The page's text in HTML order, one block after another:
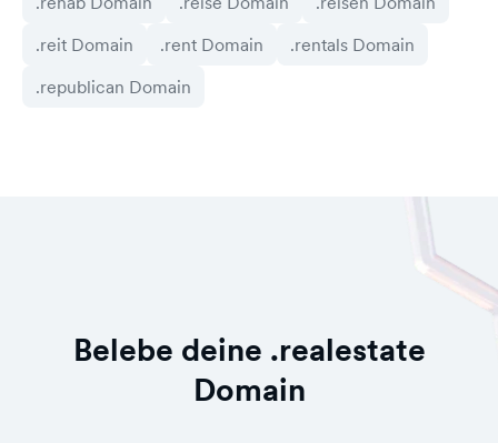
.reit Domain
.rent Domain
.rentals Domain
.republican Domain
Belebe deine .realestate
Domain